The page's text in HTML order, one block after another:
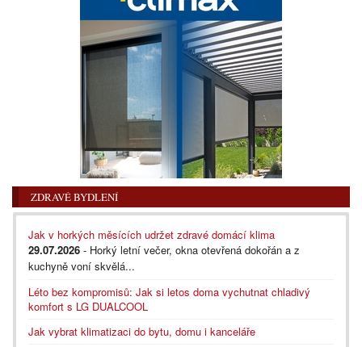
ZDRAVÉ BYDLENÍ
Jak v horkých měsících udržet zdravé domácí klima
29.07.2026 - Horký letní večer, okna otevřená dokořán a z
kuchyně voní skvělá...
Léto bez kompromisů: Jak si letos doma vychutnat chladivý
komfort s LG DUALCOOL
Jak vybrat klimatizaci do bytu, domu i kanceláře